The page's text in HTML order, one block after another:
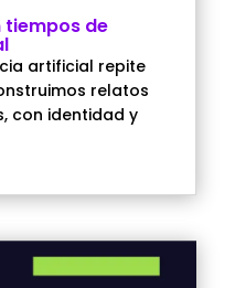
tiempos de
artificial repite
relatos
con identidad y